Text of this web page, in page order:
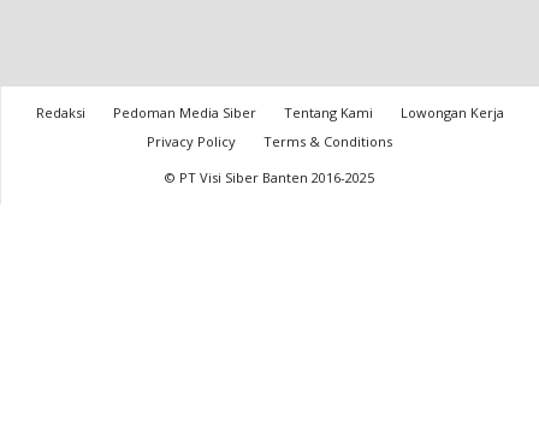
Redaksi Pedoman Media Siber Tentang Kami
Lowongan Kerja
Privacy Policy
Terms & Conditions
© PT Visi Siber Banten 2016-2025